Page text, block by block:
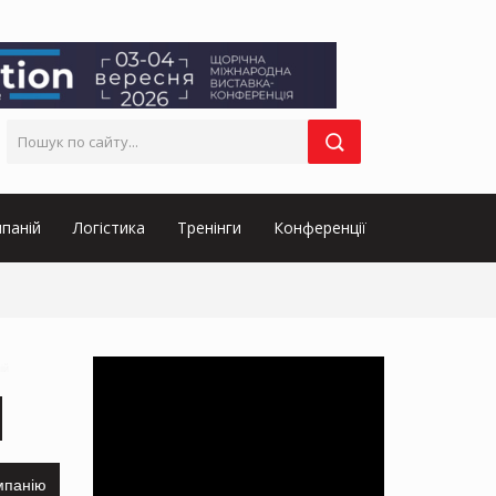
Логістика Тренінги Конференції